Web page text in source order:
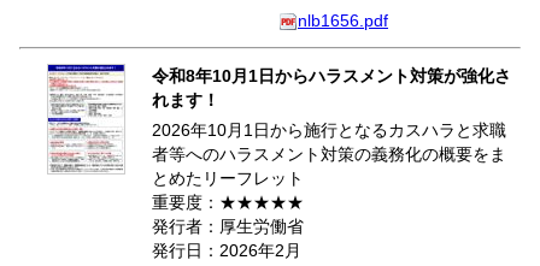
nlb1656.pdf
令和8年10月1日からハラスメント対策が強化さ
れます！
2026年10月1日から施行となるカスハラと求職
者等へのハラスメント対策の義務化の概要をま
とめたリーフレット
重要度：★★★★★
発行者：厚生労働省
発行日：2026年2月